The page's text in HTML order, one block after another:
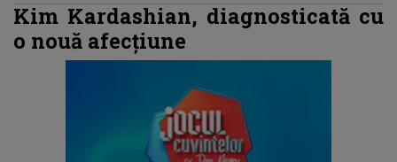
Kim Kardashian, diagnosticată cu
o nouă afecțiune